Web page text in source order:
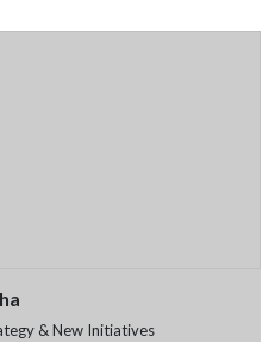
& New Initiatives